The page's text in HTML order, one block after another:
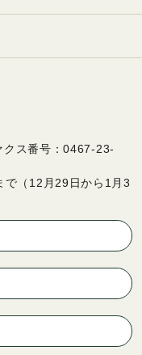
ス番号：0467-23-
で（12月29日から1月3